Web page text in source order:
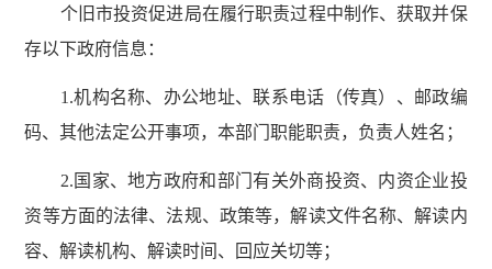
个旧市投资促进局在履行职责过程中制作、获取并保
存以下政府信息：
1.机构名称、办公地址、联系电话（传真）、邮政编
码、其他法定公开事项，本部门职能职责，负责人姓名；
2.国家、地方政府和部门有关外商投资、内资企业投
资等方面的法律、法规、政策等，解读文件名称、解读内
容、解读机构、解读时间、回应关切等；